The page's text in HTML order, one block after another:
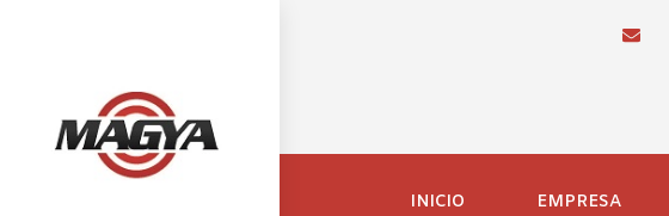
INICIO EMPRESA